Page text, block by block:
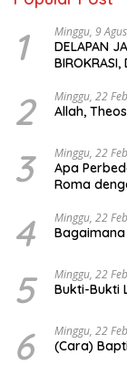
1 Minggu, 9
DELAPAN
BIROKRASI,
2 Minggu, 22
Allah,
3 Minggu, 22
Apa
Roma
4 Minggu, 22
5 Minggu, 22
Bukti-Bukti
6 Minggu, 22
(Cara)